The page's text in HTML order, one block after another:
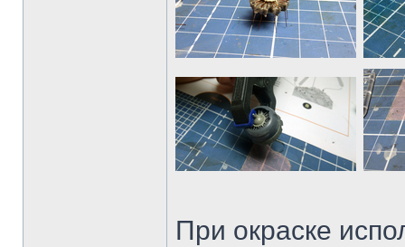
При окраске